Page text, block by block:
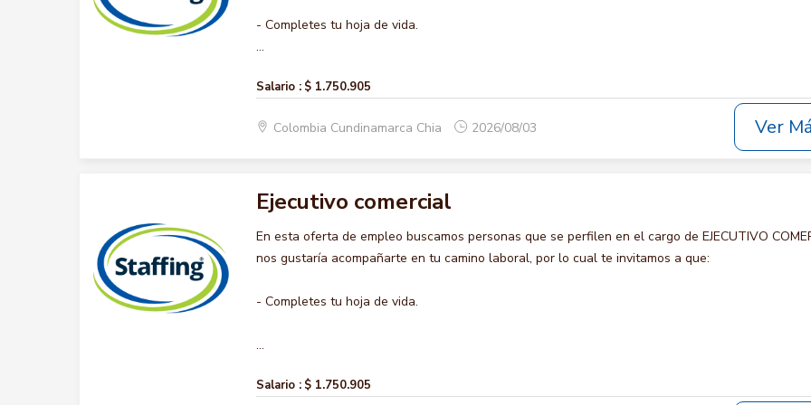
- Completes tu hoja de vida.
...
Salario : $ 1.750.905
Colombia Cundinamarca Chia 2026/08/03 Ver
Ejecutivo comercial
En esta oferta de empleo buscamos personas que se perfilen en el cargo de EJECUTIVO
nos gustaría acompañarte en tu camino laboral, por lo cual te invitamos a que:
- Completes tu hoja de vida.
...
Salario : $ 1.750.905